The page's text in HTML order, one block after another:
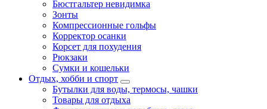
Бюстгальтер невидимка
Зонты
Компрессионные гольфы
Корректор осанки
Корсет для похудения
Рюкзаки
Сумки и кошельки
Отдых, хобби и спорт
Бутылки для воды, термосы, чашки
Товары для отдыха